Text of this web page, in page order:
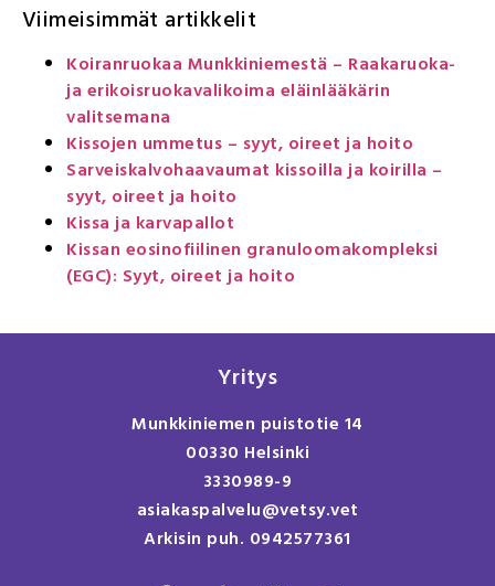
Viimeisimmät artikkelit
Koiranruokaa Munkkiniemestä – Raakaruoka-
ja erikoisruokavalikoima eläinlääkärin
valitsemana
Kissojen ummetus – syyt, oireet ja hoito
Sarveiskalvohaavaumat kissoilla ja koirilla –
syyt, oireet ja hoito
Kissa ja karvapallot
Kissan eosinofiilinen granuloomakompleksi
(EGC): Syyt, oireet ja hoito
Yritys
Munkkiniemen puistotie 14
00330 Helsinki
3330989-9
asiakaspalvelu@vetsy.vet
Arkisin puh. 0942577361